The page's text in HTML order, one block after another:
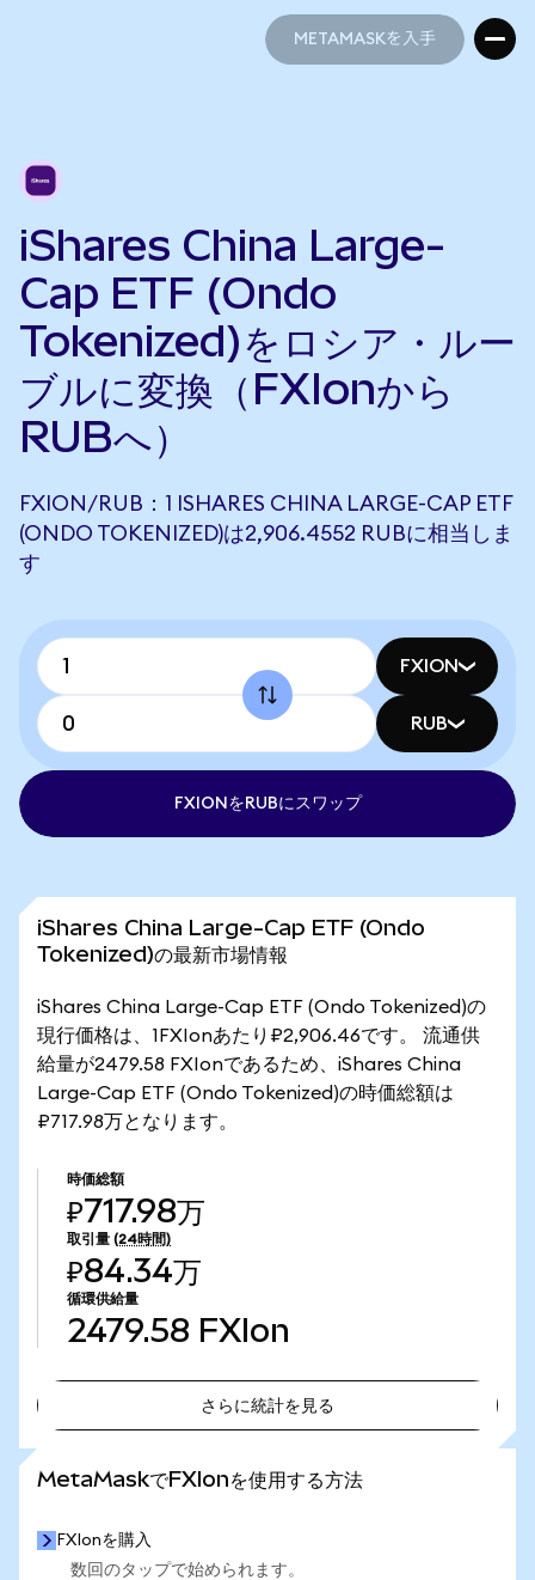
METAMASKを入手
iShares China Large-
Cap ETF (Ondo
Tokenized)をロシア・ルー
ブルに変換（FXIonから
RUBへ）
FXION/RUB：1 ISHARES CHINA LARGE-CAP ETF
(ONDO TOKENIZED)は2,906.4552 RUBに相当しま
す
FXION
RUB
FXIONをRUBにスワップ
iShares China Large-Cap ETF (Ondo
Tokenized)の最新市場情報
iShares China Large-Cap ETF (Ondo Tokenized)の
現行価格は、1FXIonあたり₽2,906.46です。 流通供
給量が2479.58 FXIonであるため、iShares China
Large-Cap ETF (Ondo Tokenized)の時価総額は
₽717.98万となります。
時価総額
₽717.98万
取引量 (24時間)
₽84.34万
循環供給量
2479.58 FXIon
さらに統計を見る
MetaMaskでFXIonを使用する方法
FXIonを購入
数回のタップで始められます。